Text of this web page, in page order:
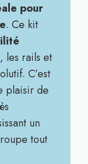
pour
. Ce kit
les rails et
C’est
plaisir de
un
tout